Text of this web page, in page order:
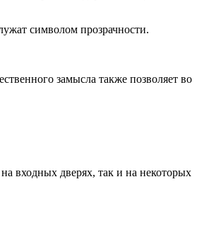
символом прозрачности.
замысла также позволяет во
входных дверях, так и на некоторых